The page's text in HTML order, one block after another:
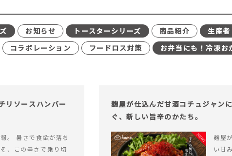
お知らせ トースターシリーズ 商品紹介 生産者
コラボレーション フードロス対策 お弁当にも！冷凍お
リソースハンバー
。 暑さで食欲が落ち
、この辛さで乗り切
麹屋が仕込んだ甘酒コチュジャン
ぐ、新しい旨辛のかたち。
麹屋
い甘